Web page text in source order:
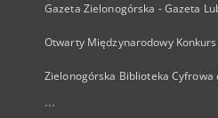
Gazeta Zielonogórska - Gazeta
Otwarty Międzynarodowy
Zielonogórska Biblioteka Cyfrowa
...